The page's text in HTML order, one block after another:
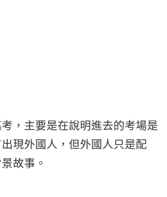
，主要是在說明進去的考場是
現外國人，但外國人只是配
故事。